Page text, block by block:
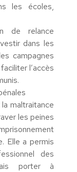
les écoles,
de relance
dans les
campagnes
l’accès
maltraitance
les peines
Elle a permis
des
porter à